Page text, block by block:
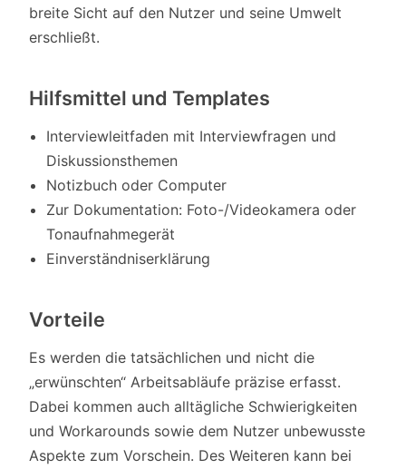
breite Sicht auf den Nutzer und seine Umwelt
erschließt.
Hilfsmittel und Templates
Interviewleitfaden mit Interviewfragen und
Diskussionsthemen
Notizbuch oder Computer
Zur Dokumentation: Foto-/Videokamera oder
Tonaufnahmegerät
Einverständniserklärung
Vorteile
Es werden die tatsächlichen und nicht die
„erwünschten“ Arbeitsabläufe präzise erfasst.
Dabei kommen auch alltägliche Schwierigkeiten
und Workarounds sowie dem Nutzer unbewusste
Aspekte zum Vorschein. Des Weiteren kann bei